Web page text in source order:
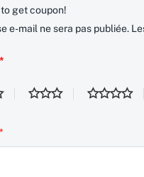
get coupon!
e-mail ne sera pas publiée.
*
*